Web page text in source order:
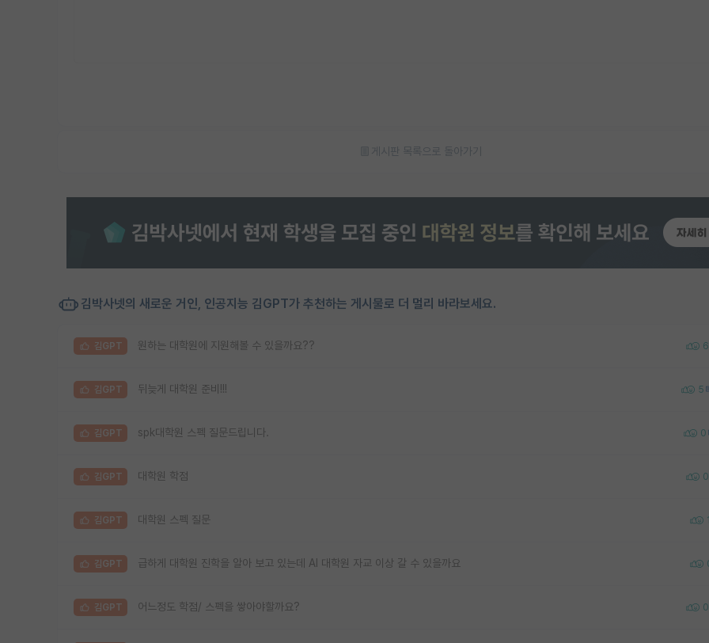
게시판 목록으로 돌아가기
김박사넷의 새로운 거인, 인공지능 김GPT가 추천하는 게시물로 더 멀리 바라보세요.
김GPT 원하는 대학원에 지원해볼 수 있을까요?? 6
김GPT 뒤늦게 대학원 준비!!! 5
김GPT spk대학원 스펙 질문드립니다. 0
김GPT 대학원 학점 0
김GPT 대학원 스펙 질문 1
김GPT 급하게 대학원 진학을 알아 보고 있는데 AI 대학원 자교 이상 갈 수 있을까요
김GPT 어느정도 학점/ 스펙을 쌓아야할까요? 0